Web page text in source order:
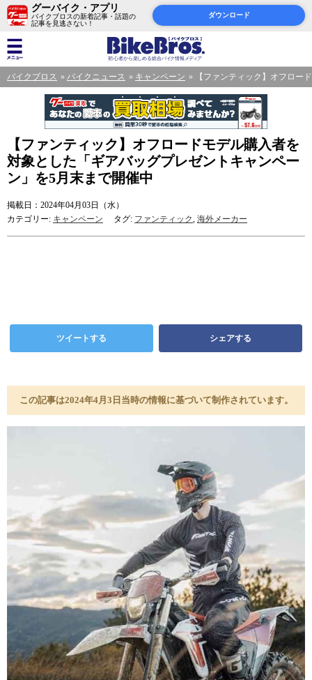
グーバイク・アプリ
バイクブロスの新着記事・話題の
記事を見逃さない！
ダウンロード
バイクブロス バイクニュース キャンペーン 【ファンティック】オフロー
【ファンティック】オフロードモデル購入者を
対象とした「ギアバッグプレゼントキャンペー
ン」を5月末まで開催中
掲載日：2024年04月03日（水）
カテゴリー: キャンペーン タグ: ファンティック, 海外メーカー
ツイートする シェアする
この記事は2024年4月3日当時の情報に基づいて制作されています。